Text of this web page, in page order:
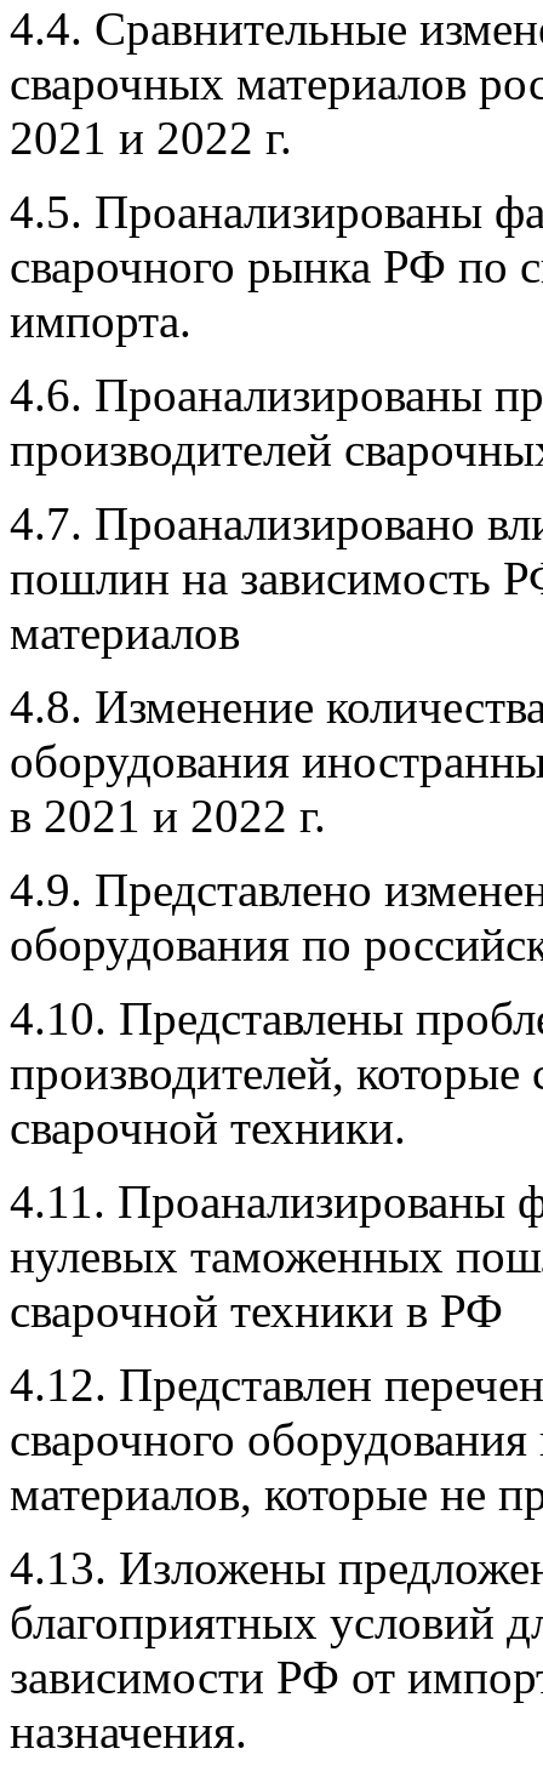
4.4. Сравнительные
сварочных материалов
2021 и 2022 г.
4.5. Проанализированы
сварочного рынка РФ по
импорта.
4.6. Проанализированы
производителей
4.7. Проанализировано
пошлин на зависимость
материалов
4.8. Изменение
оборудования
в 2021 и 2022 г.
4.9. Представлено
оборудования по
4.10. Представлены
производителей, которые
сварочной техники.
4.11. Проанализированы
нулевых таможенных
сварочной техники в РФ
4.12. Представлен
сварочного
материалов, которые не
4.13. Изложены
благоприятных условий
зависимости РФ от
назначения.